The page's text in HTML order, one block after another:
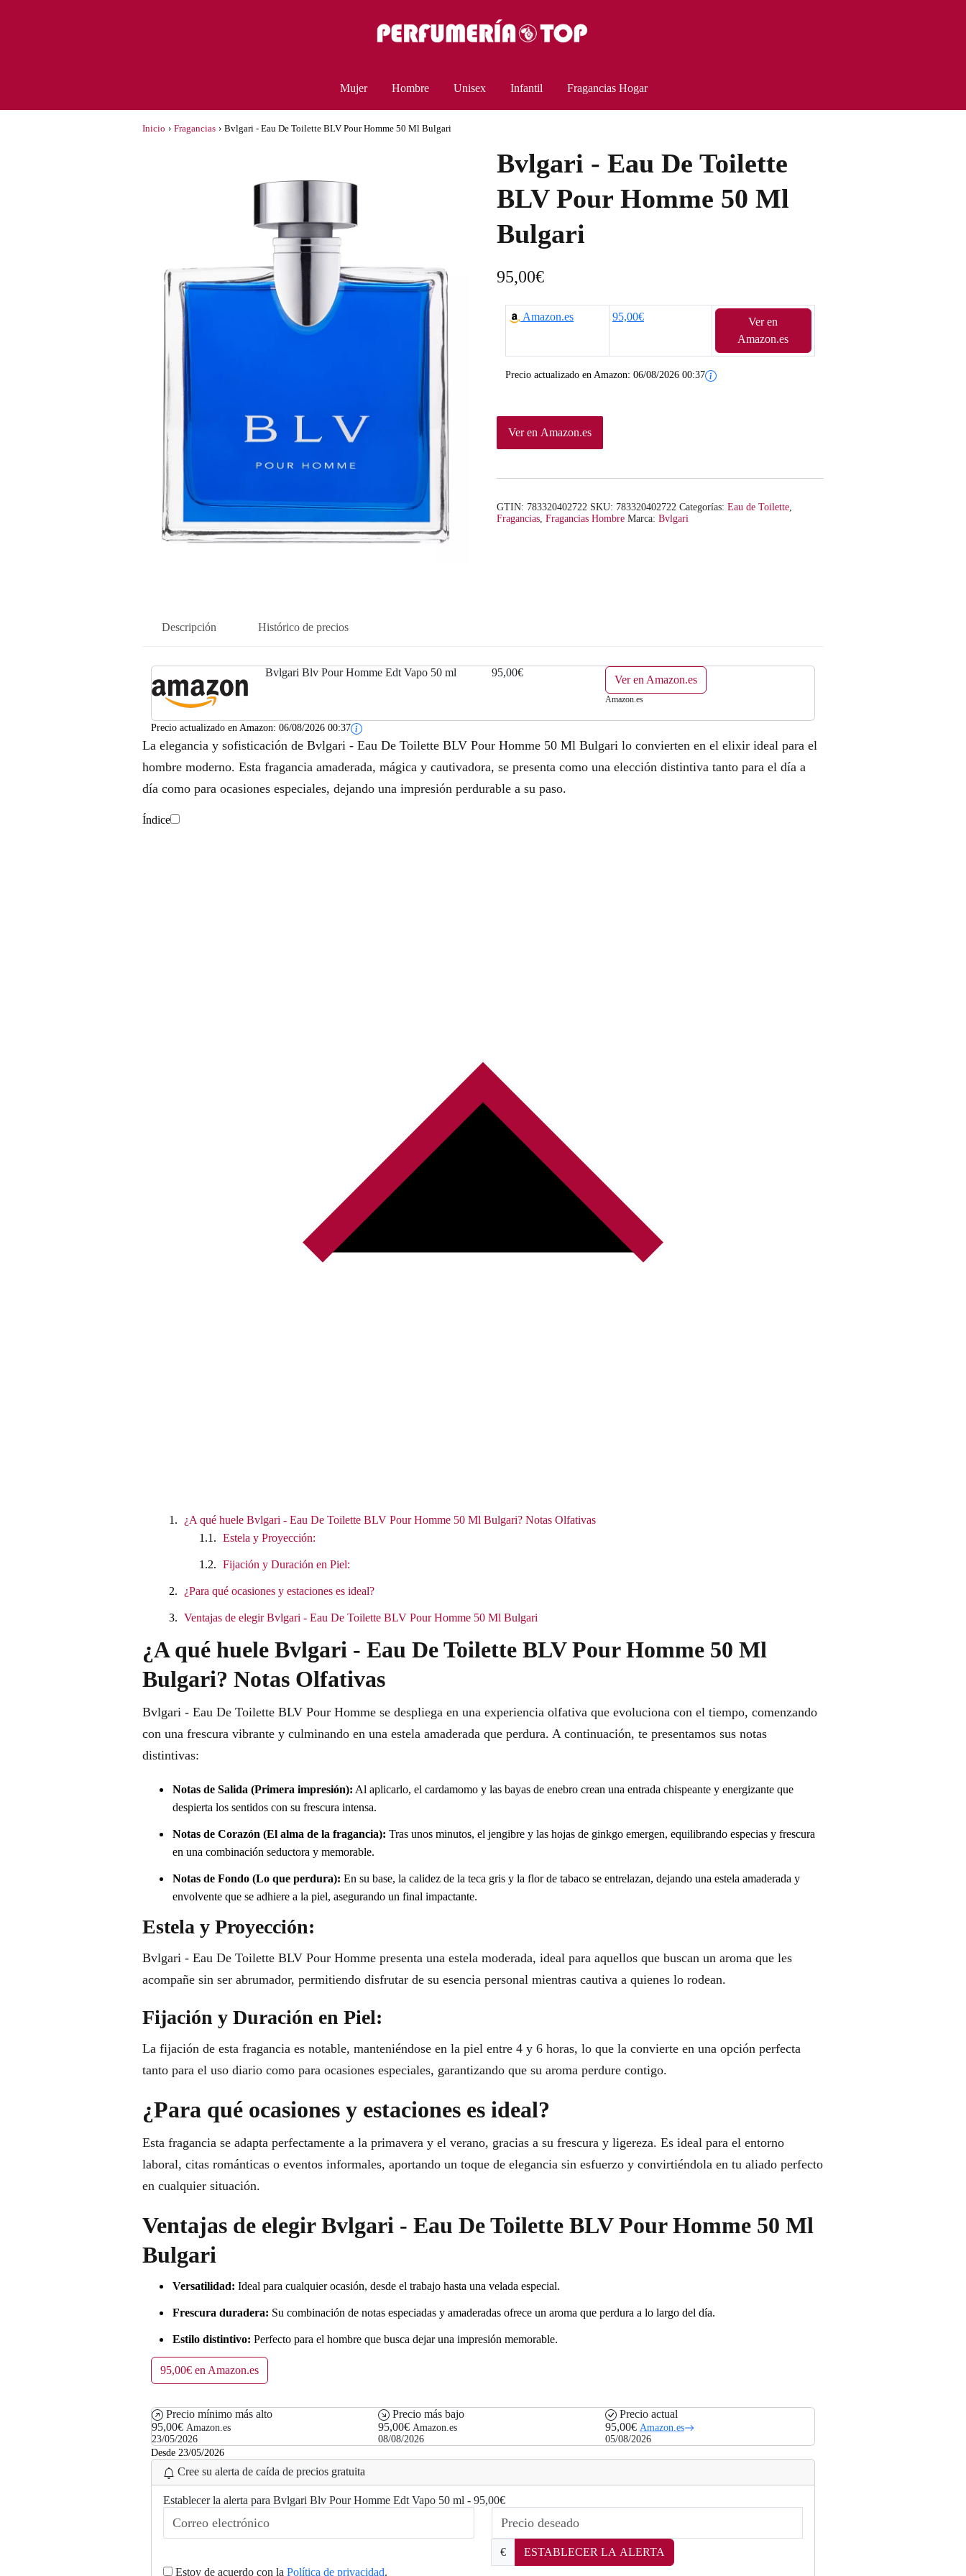
Mujer Hombre Unisex Infantil Fragancias Hogar
Inicio › Fragancias › Bvlgari - Eau De Toilette BLV Pour Homme 50 Ml Bulgari
Bvlgari - Eau De Toilette
BLV Pour Homme 50 Ml
Bulgari
95,00€
Amazon.es 95,00€
Ver en
Amazon.es
Precio actualizado en Amazon: 06/08/2026 00:37
Ver en Amazon.es
GTIN: 783320402722 SKU: 783320402722 Categorías: Eau de Toilette,
Fragancias, Fragancias Hombre Marca: Bvlgari
Descripción Histórico de precios
Bvlgari Blv Pour Homme Edt Vapo 50 ml 95,00€
Ver en Amazon.es
Amazon.es
Precio actualizado en Amazon: 06/08/2026 00:37
La elegancia y sofisticación de Bvlgari - Eau De Toilette BLV Pour Homme 50 Ml Bulgari lo convierten en el elixir ideal para el
hombre moderno. Esta fragancia amaderada, mágica y cautivadora, se presenta como una elección distintiva tanto para el día a
día como para ocasiones especiales, dejando una impresión perdurable a su paso.
Índice
¿A qué huele Bvlgari - Eau De Toilette BLV Pour Homme 50 Ml Bulgari? Notas Olfativas
Estela y Proyección:
Fijación y Duración en Piel:
¿Para qué ocasiones y estaciones es ideal?
Ventajas de elegir Bvlgari - Eau De Toilette BLV Pour Homme 50 Ml Bulgari
¿A qué huele Bvlgari - Eau De Toilette BLV Pour Homme 50 Ml
Bulgari? Notas Olfativas
Bvlgari - Eau De Toilette BLV Pour Homme se despliega en una experiencia olfativa que evoluciona con el tiempo, comenzando
con una frescura vibrante y culminando en una estela amaderada que perdura. A continuación, te presentamos sus notas
distintivas:
Notas de Salida (Primera impresión): Al aplicarlo, el cardamomo y las bayas de enebro crean una entrada chispeante y energizante que
despierta los sentidos con su frescura intensa.
Notas de Corazón (El alma de la fragancia): Tras unos minutos, el jengibre y las hojas de ginkgo emergen, equilibrando especias y frescura
en una combinación seductora y memorable.
Notas de Fondo (Lo que perdura): En su base, la calidez de la teca gris y la flor de tabaco se entrelazan, dejando una estela amaderada y
envolvente que se adhiere a la piel, asegurando un final impactante.
Estela y Proyección:
Bvlgari - Eau De Toilette BLV Pour Homme presenta una estela moderada, ideal para aquellos que buscan un aroma que les
acompañe sin ser abrumador, permitiendo disfrutar de su esencia personal mientras cautiva a quienes lo rodean.
Fijación y Duración en Piel:
La fijación de esta fragancia es notable, manteniéndose en la piel entre 4 y 6 horas, lo que la convierte en una opción perfecta
tanto para el uso diario como para ocasiones especiales, garantizando que su aroma perdure contigo.
¿Para qué ocasiones y estaciones es ideal?
Esta fragancia se adapta perfectamente a la primavera y el verano, gracias a su frescura y ligereza. Es ideal para el entorno
laboral, citas románticas o eventos informales, aportando un toque de elegancia sin esfuerzo y convirtiéndola en tu aliado perfecto
en cualquier situación.
Ventajas de elegir Bvlgari - Eau De Toilette BLV Pour Homme 50 Ml
Bulgari
Versatilidad: Ideal para cualquier ocasión, desde el trabajo hasta una velada especial.
Frescura duradera: Su combinación de notas especiadas y amaderadas ofrece un aroma que perdura a lo largo del día.
Estilo distintivo: Perfecto para el hombre que busca dejar una impresión memorable.
95,00€ en Amazon.es
Precio mínimo más alto
95,00€ Amazon.es
23/05/2026
Precio más bajo
95,00€ Amazon.es
08/08/2026
Precio actual
95,00€ Amazon.es
05/08/2026
Desde 23/05/2026
Cree su alerta de caída de precios gratuita
Establecer la alerta para Bvlgari Blv Pour Homme Edt Vapo 50 ml - 95,00€
€
ESTABLECER LA ALERTA
Estoy de acuerdo con la Política de privacidad.